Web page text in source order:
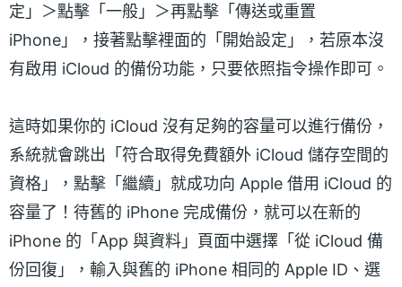
定」＞點擊「一般」＞再點擊「傳送或重置
iPhone」，接著點擊裡面的「開始設定」，若原本沒
有啟用 iCloud 的備份功能，只要依照指令操作即可。
這時如果你的 iCloud 沒有足夠的容量可以進行備份，
系統就會跳出「符合取得免費額外 iCloud 儲存空間的
資格」，點擊「繼續」就成功向 Apple 借用 iCloud 的
容量了！待舊的 iPhone 完成備份，就可以在新的
iPhone 的「App 與資料」頁面中選擇「從 iCloud 備
份回復」，輸入與舊的 iPhone 相同的 Apple ID、選